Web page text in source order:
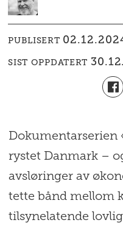
PUBLISERT
SIST OPPDATERT
Dokumentarserien
rystet Danmark –
avsløringer av
tette bånd mellom
tilsynelatende